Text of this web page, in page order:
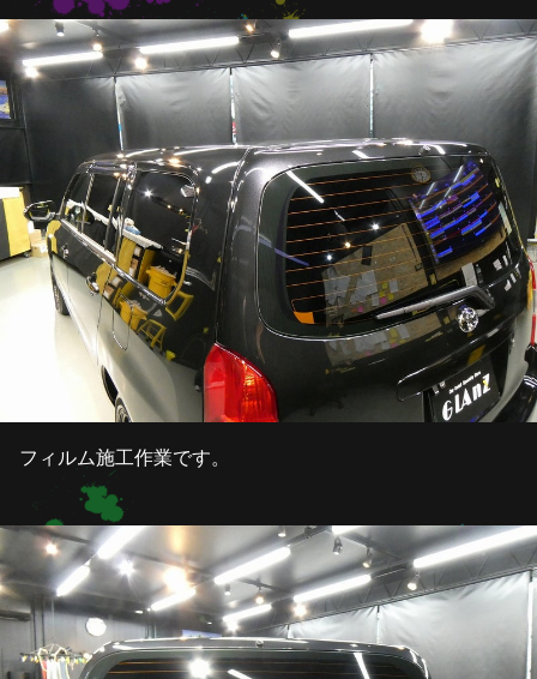
フィルム施工作業です。